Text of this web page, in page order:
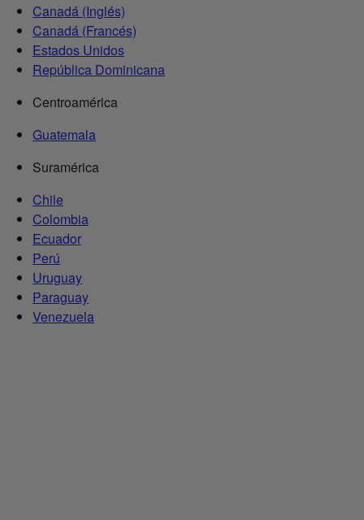
Canadá (Inglés)
Canadá (Francés)
Estados Unidos
República Dominicana
Centroamérica
Guatemala
Suramérica
Chile
Colombia
Ecuador
Perú
Uruguay
Paraguay
Venezuela